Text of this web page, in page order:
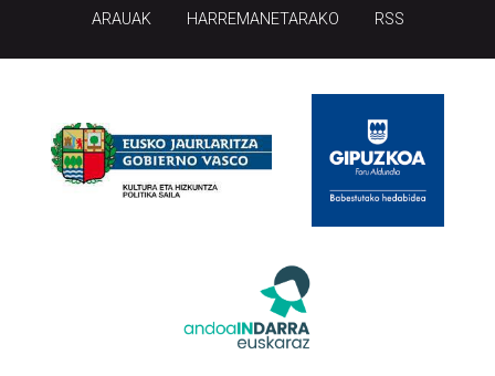
ARAUAK HARREMANETARAKO RSS